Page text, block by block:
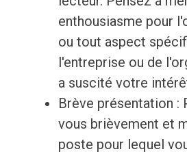
enthousiasme pour
ou tout aspect
l'entreprise ou de
a suscité votre
Brève présentation :
vous brièvement et
poste pour lequel